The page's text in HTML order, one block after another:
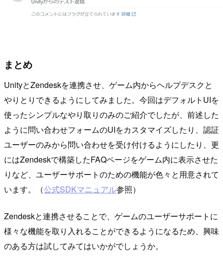
まとめ
UnityとZendeskを連携させ、ゲーム内からヘルプデスクと
やりとりできるようにしてみました。今回はデフォルトUIを
使ったシンプルなやり取りのみのご紹介でしたが、前述した
ように問い合わせフォームのUIをカスタマイズしたり、認証
ユーザーのみから問い合わせを受け付けるようにしたり、更
にはZendeskで構築したFAQページをゲーム内に表示させた
りなど、ユーザーサポートのための機能が色々と用意されて
います。（公式SDKマニュアル参照）
Zendeskと連携させることで、ゲームのユーザーサポートに
様々な機能を取り入れることができるようになるため、興味
のある方は試してみてはいかがでしょうか。